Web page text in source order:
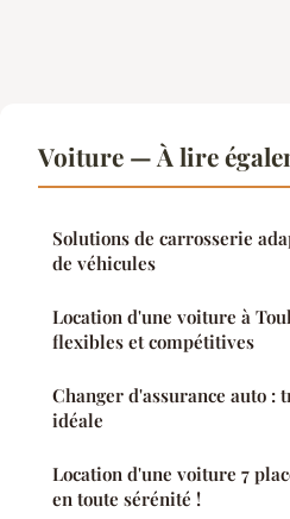
Voiture — À lire
Solutions de carrosserie
de véhicules
Location d'une voiture à
flexibles et compétitives
Changer d'assurance auto :
idéale
Location d'une voiture 7
en toute sérénité !